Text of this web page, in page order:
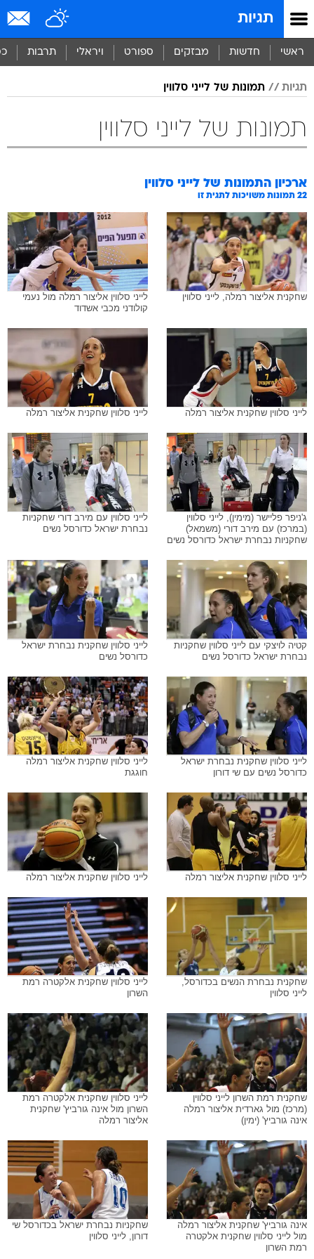
תגיות
ראשי חדשות מבזקים ספורט ויראלי תרבות
תגיות תמונות של לייני סלווין
תמונות של לייני סלווין
ארכיון התמונות של לייני סלווין
22 תמונות משויכות לתגית זו
שחקנית אליצור רמלה, לייני סלווין
לייני סלווין אליצור רמלה מול נעמי
קולודני מכבי אשדוד
לייני סלווין שחקנית אליצור רמלה לייני סלווין שחקנית אליצור רמלה
ג'ניפר פליישר (מימין), לייני סלווין
(במרכז) עם מירב דורי (משמאל)
שחקניות נבחרת ישראל כדורסל נשים
לייני סלווין עם מירב דורי שחקניות
נבחרת ישראל כדורסל נשים
קטיה לויצקי עם לייני סלווין שחקניות
נבחרת ישראל כדורסל נשים
לייני סלווין שחקנית נבחרת ישראל
כדורסל נשים
לייני סלווין שחקנית נבחרת ישראל
כדורסל נשים עם שי דורון
לייני סלווין שחקנית אליצור רמלה
חוגגת
לייני סלווין שחקנית אליצור רמלה לייני סלווין שחקנית אליצור רמלה
שחקנית נבחרת הנשים בכדורסל,
לייני סלווין
לייני סלווין שחקנית אלקטרה רמת
השרון
שחקנית רמת השרון לייני סלווין
(מרכז) מול גארדית אליצור רמלה
אינה גורביץ' (ימין)
לייני סלווין שחקנית אלקטרה רמת
השרון מול אינה גורביץ' שחקנית
אליצור רמלה
אינה גורביץ' שחקנית אליצור רמלה
מול לייני סלווין שחקנית אלקטרה
רמת השרון
שחקניות נבחרת ישראל בכדורסל שי
דורון, לייני סלווין